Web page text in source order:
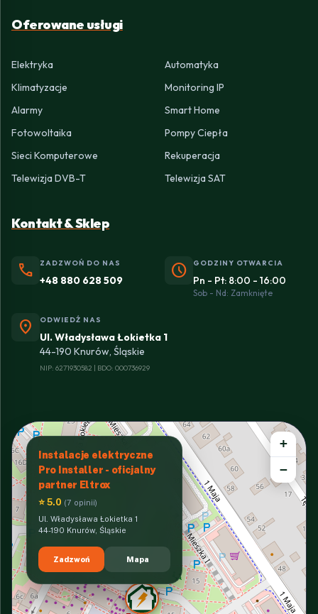
Oferowane usługi
Elektryka
Automatyka
Klimatyzacje
Monitoring IP
Alarmy
Smart Home
Fotowoltaika
Pompy Ciepła
Sieci Komputerowe
Rekuperacja
Telewizja DVB-T
Telewizja SAT
Kontakt & Sklep
phone ZADZWOŃ DO NAS
+48 880 628 509 schedule GODZINY OTWARCIA
Pn - Pt: 8:00 - 16:00
Sob - Nd: Zamknięte
location_on ODWIEDŹ NAS
Ul. Władysława Łokietka 1
44-190 Knurów, Śląskie
NIP: 6271930582 | BDO: 000736929
Instalacje elektryczne
Pro Installer - oficjalny
partner Eltrox
⭐ 5.0 (7 opinii)
Ul. Władysława Łokietka 1
44-190 Knurów, Śląskie
Zadzwoń Mapa
+
−